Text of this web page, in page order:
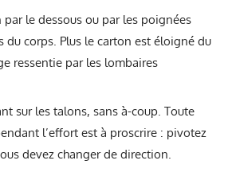
par le dessous ou par les poignées
du corps. Plus le carton est éloigné du
ressentie par les lombaires
sur les talons, sans à-coup. Toute
l’effort est à proscrire : pivotez
devez changer de direction.